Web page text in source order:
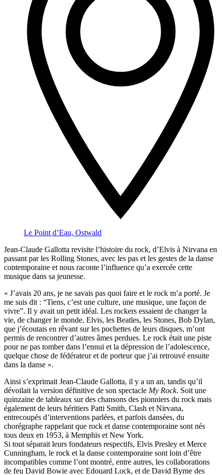
Le Point d’Eau, Ostwald
Jean-Claude Gallotta revisite l’histoire du rock, d’Elvis à Nirvana en
passant par les Rolling Stones, avec les pas et les gestes de la danse
contemporaine et nous raconte l’influence qu’a exercée cette
musique dans sa jeunesse.
« J’avais 20 ans, je ne savais pas quoi faire et le rock m’a porté. Je
me suis dit : “Tiens, c’est une culture, une musique, une façon de
vivre”. Il y avait un petit idéal. Les rockers essaient de changer la
vie, de changer le monde. Elvis, les Beatles, les Stones, Bob Dylan,
que j’écoutais en rêvant sur les pochettes de leurs disques, m’ont
permis de rencontrer d’autres âmes perdues. Le rock était une piste
pour ne pas tomber dans l’ennui et la dépression de l’adolescence,
quelque chose de fédérateur et de porteur que j’ai retrouvé ensuite
dans la danse ».
Ainsi s’exprimait Jean-Claude Gallotta, il y a un an, tandis qu’il
dévoilait la version définitive de son spectacle My Rock. Soit une
quinzaine de tableaux sur des chansons des pionniers du rock mais
également de leurs héritiers Patti Smith, Clash et Nirvana,
entrecoupés d’interventions parlées, et parfois dansées, du
chorégraphe rappelant que rock et danse contemporaine sont nés
tous deux en 1953, à Memphis et New York.
Si tout séparait leurs fondateurs respectifs, Elvis Presley et Merce
Cunningham, le rock et la danse contemporaine sont loin d’être
incompatibles comme l’ont montré, entre autres, les collaborations
de feu David Bowie avec Edouard Lock, et de David Byrne des